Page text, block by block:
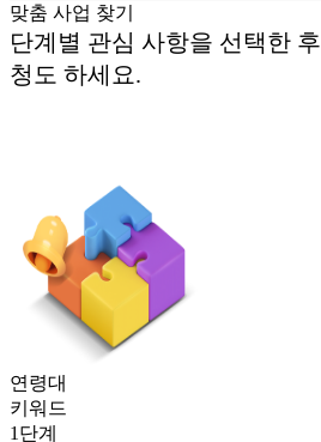
맞춤 사업 찾기
단계별 관심 사항을 선택한 후
청 도 하세요.
연령대
키워드
1단계